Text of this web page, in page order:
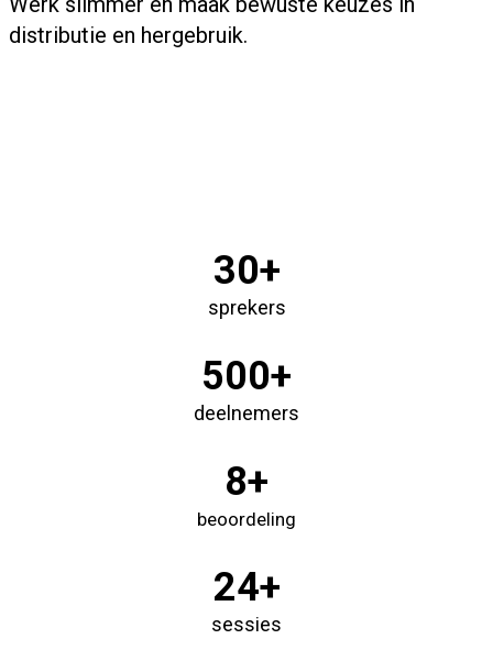
distributie en hergebruik.
30+
sprekers
500+
deelnemers
8+
beoordeling
24+
sessies